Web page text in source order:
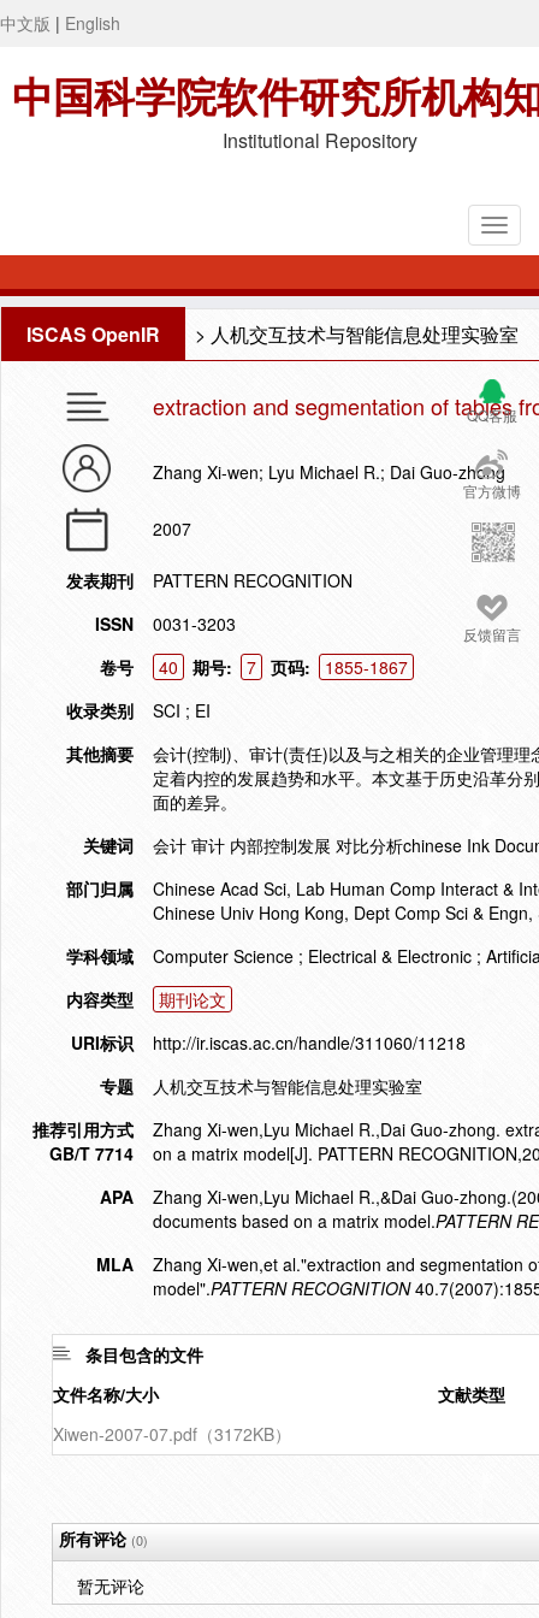
中文版 | English
中国科学院软件研究所机构
Institutional Repository
ISCAS OpenIR > 人机交互技术与智能信息处理实验室
QQ客服
官方微博
反馈留言
extraction and segmentation of tables
Zhang Xi-wen; Lyu Michael R.; Dai Guo-zhong
2007
发表期刊
PATTERN RECOGNITION
ISSN
0031-3203
卷号
40 期号: 7 页码:
1855-1867
收录类别
SCI ; EI
其他摘要
会计(控制)、审计(责任)以及与之相关的企业管理
定着内控的发展趋势和水平。本文基于历史沿革分
面的差异。
关键词
会计 审计 内部控制发展 对比分析chinese Ink
部门归属
Chinese Acad Sci, Lab Human Comp Interact &
Chinese Univ Hong Kong, Dept Comp Sci &
学科领域
Computer Science ; Electrical & Electronic ;
内容类型
期刊论文
URI标识
http://ir.iscas.ac.cn/handle/311060/11218
专题
人机交互技术与智能信息处理实验室
推荐引用方式
GB/T 7714
Zhang Xi-wen,Lyu Michael R.,Dai Guo-zhong.
on a matrix model[J]. PATTERN
APA
Zhang Xi-wen,Lyu Michael R.,&Dai Guo-
documents based on a matrix model.PATTERN
MLA
Zhang Xi-wen,et al."extraction and segmentation
model".PATTERN RECOGNITION
条目包含的文件
文件名称/大小
文献类型
Xiwen-2007-07.pdf（3172KB）
所有评论(0)
暂无评论